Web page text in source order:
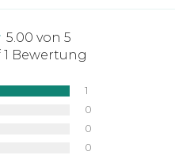
5.00 von 5
Bewertung
1
0
0
0